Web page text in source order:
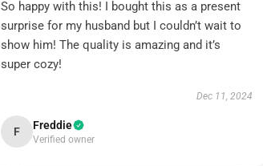
So happy with this! I bought this as a present
surprise for my husband but I couldn’t wait to
show him! The quality is amazing and it’s
super cozy!
Dec 11, 2024
F Freddie
Verified owner